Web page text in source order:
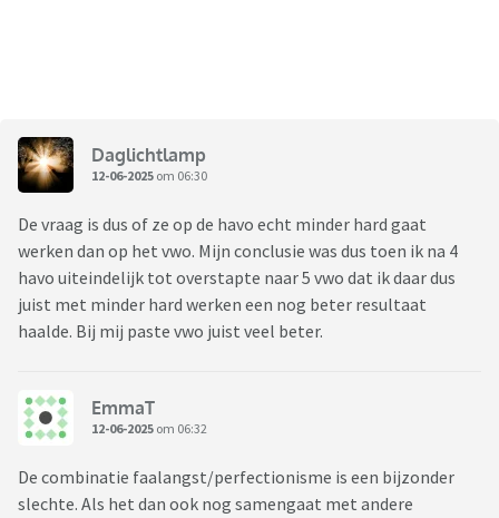
Daglichtlamp
12-06-2025 om 06:30
De vraag is dus of ze op de havo echt minder hard gaat
werken dan op het vwo. Mijn conclusie was dus toen ik na 4
havo uiteindelijk tot overstapte naar 5 vwo dat ik daar dus
juist met minder hard werken een nog beter resultaat
haalde. Bij mij paste vwo juist veel beter.
EmmaT
12-06-2025 om 06:32
De combinatie faalangst/perfectionisme is een bijzonder
slechte. Als het dan ook nog samengaat met andere